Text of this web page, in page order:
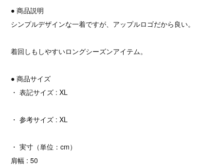
● 商品説明
シンプルデザインな一着ですが、アップルロゴだから良い。
着回しもしやすいロングシーズンアイテム。
● 商品サイズ
・ 表記サイズ : XL
・ 参考サイズ : XL
・ 実寸（単位：cm）
肩幅 : 50